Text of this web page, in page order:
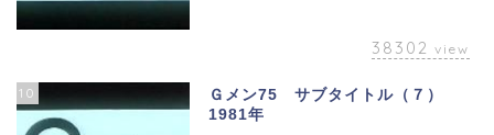
38302 view
10
Ｇメン75 サブタイトル（７）
1981年